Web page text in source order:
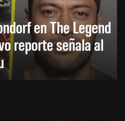
en The Legend
reporte señala al